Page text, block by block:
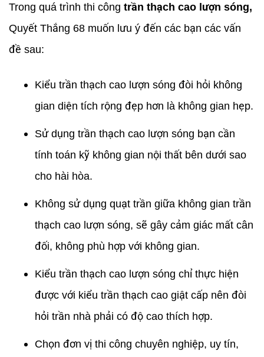
Trong quá trình thi công trần thạch cao lượn sóng,
Quyết Thắng 68 muốn lưu ý đến các bạn các vấn
đề sau:
Kiểu trần thạch cao lượn sóng đòi hỏi không
gian diện tích rộng đẹp hơn là không gian hẹp.
Sử dụng trần thạch cao lượn sóng bạn cần
tính toán kỹ không gian nội thất bên dưới sao
cho hài hòa.
Không sử dụng quạt trần giữa không gian trần
thạch cao lượn sóng, sẽ gây cảm giác mất cân
đối, không phù hợp với không gian.
Kiểu trần thạch cao lượn sóng chỉ thực hiện
được với kiểu trần thạch cao giật cấp nên đòi
hỏi trần nhà phải có độ cao thích hợp.
Chọn đơn vị thi công chuyên nghiệp, uy tín,